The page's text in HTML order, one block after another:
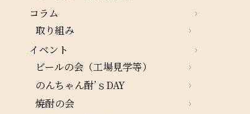
コラム
取り組み
イベント
ビールの会（工場見学等）
のんちゃん酎’ｓDAY
焼酎の会